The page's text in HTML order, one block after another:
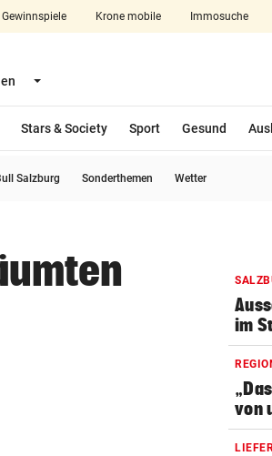
Gewinnspiele Krone mobile Immosuche
Menü aufklappen
Stars & Society Sport Gesund
Salzburg Sonderthemen Wetter
im
von